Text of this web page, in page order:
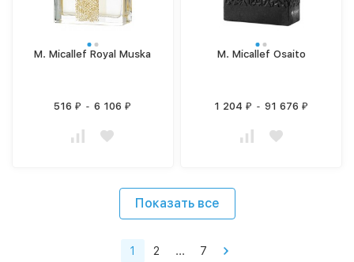
M. Micallef Royal Muska
516₽ - 6 106₽
M. Micallef Osaito
1 204₽ - 91 676₽
Показать все
1 2 ... 7